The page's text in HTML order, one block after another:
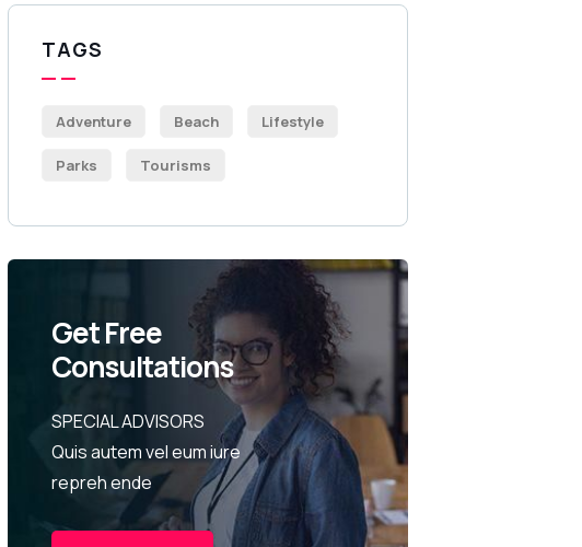
TAGS
Adventure Beach Lifestyle
Parks Tourisms
Get Free
Consultations
SPECIAL ADVISORS
Quis autem vel eum iure
repreh ende